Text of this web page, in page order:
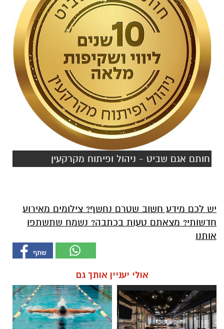
חותם אגם שביט - ניהול ופיתוח מקרקעין
יש לכם מידע חשוב שטרם נחשף? צילומים מאירוע
חדשותי? מצאתם טעות בכתבה? נשמח שתשתפו
אותנו
אולי יעניין אותך גם